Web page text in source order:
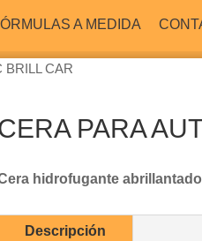
A MEDIDA
BRILL CAR
PARA
hidrofugante
Descripción